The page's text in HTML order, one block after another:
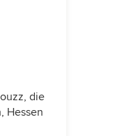
die
Hessen